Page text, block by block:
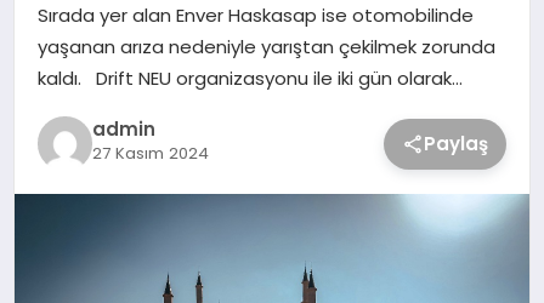
Sırada yer alan Enver Haskasap ise otomobilinde
yaşanan arıza nedeniyle yarıştan çekilmek zorunda
kaldı. Drift NEU organizasyonu ile iki gün olarak…
admin
27 Kasım 2024 Paylaş